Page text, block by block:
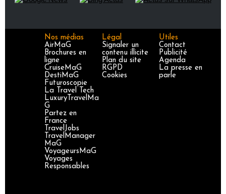
Nos médias
AirMaG
Brochures en
ligne
CruiseMaG
DestiMaG
Futuroscopie
La Travel Tech
LuxuryTravelMa
G
Partez en
France
TravelJobs
TravelManager
MaG
VoyageursMaG
Voyages
Responsables
Légal
Signaler un
contenu illicite
Plan du site
RGPD
Cookies
Utiles
Contact
Publicité
Agenda
La presse en
parle